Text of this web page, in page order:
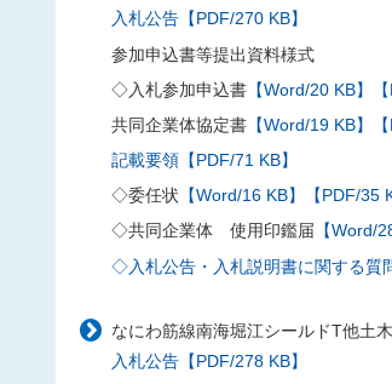
入札公告【PDF/270 KB】
参加申込書等提出資料様式
◇入札参加申込書【Word/20 KB】
共同企業体協定書【Word/19 KB】
記載要領【PDF/71 KB】
◇委任状 【Word/16 KB】
【PDF/35
◇共同企業体 使用印鑑届 【Word/
◇入札公告・入札説明書に関する質
なにわ筋線南海堀江シールドT他土
入札公告【PDF/278 KB】